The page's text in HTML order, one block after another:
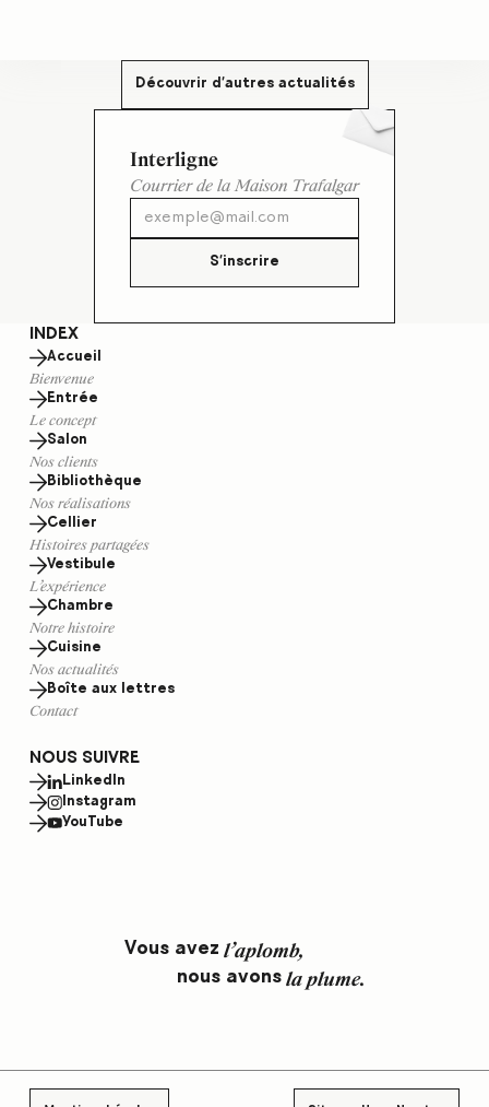
Découvrir d'autres actualités
Interligne
Courrier de la Maison Trafalgar
S'inscrire
INDEX
Accueil
Bienvenue
Entrée
Le concept
Salon
Nos clients
Bibliothèque
Nos réalisations
Cellier
Histoires partagées
Vestibule
L’expérience
Chambre
Notre histoire
Cuisine
Nos actualités
Boîte aux lettres
Contact
NOUS SUIVRE
LinkedIn
Instagram
YouTube
Vous avez l’aplomb,
nous avons la plume.